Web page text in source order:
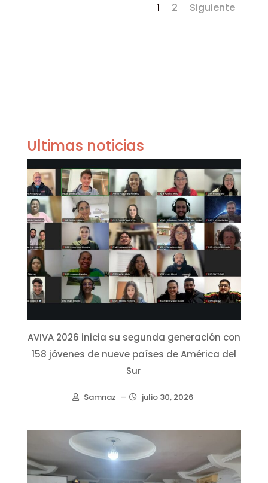
1 2 Siguiente
Ultimas noticias
AVIVA 2026 inicia su segunda generación con
158 jóvenes de nueve países de América del
Sur
Samnaz – julio 30, 2026